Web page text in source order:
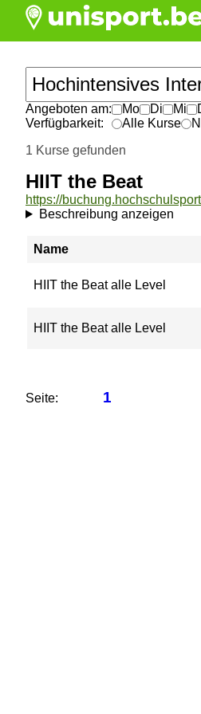
Angeboten am: Mo Di Mi
Verfügbarkeit:
Alle Kurse
1 Kurse gefunden
HIIT the Beat
Beschreibung anzeigen
Name
HIIT the Beat alle Level
HIIT the Beat alle Level
Seite: 1